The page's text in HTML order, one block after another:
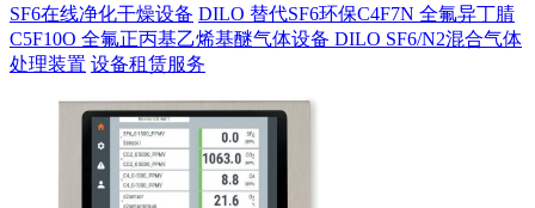
SF6在线净化干燥设备 DILO 替代SF6环保C4F7N 全氟异丁腈
C5F10O 全氟正丙基乙烯基醚气体设备 DILO SF6/N2混合气体
处理装置 设备租赁服务